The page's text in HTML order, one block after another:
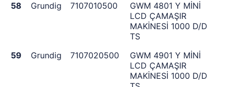
58
Grundig 7107010500
GWM 4801 Y MİNİ
LCD ÇAMAŞIR
MAKİNESİ 1000 D/D
TS
59
Grundig 7107020500
GWM 4901 Y MİNİ
LCD ÇAMAŞIR
MAKİNESİ 1000 D/D